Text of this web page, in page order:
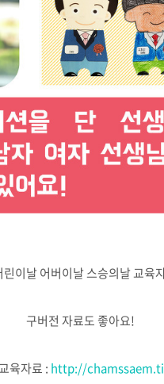
린이날 어버이날 스승의날 교육
구버전 자료도 좋아요!
육자료 : http://